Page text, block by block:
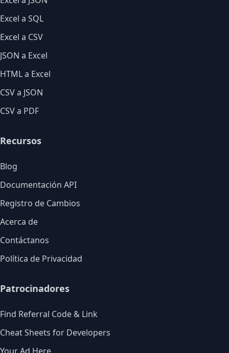
Excel a SQL
Excel a CSV
JSON a Excel
HTML a Excel
CSV a JSON
CSV a PDF
Recursos
Blog
Documentación API
Registro de Cambios
Acerca de
Contáctanos
Política de Privacidad
Patrocinadores
Find Referral Code & Link
Cheat Sheets for Developers